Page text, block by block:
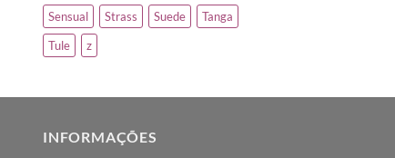
Sensual
Strass Suede
Tanga
Tule
z
INFORMAÇÕES